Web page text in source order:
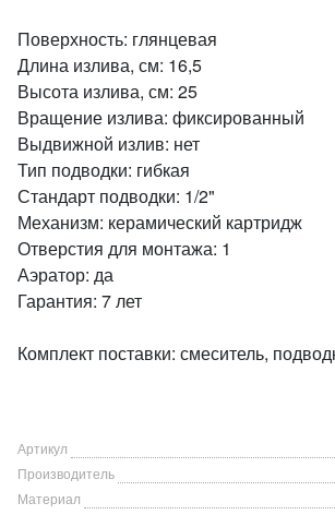
Поверхность: глянцевая
Длина излива, см: 16,5
Высота излива, см: 25
Вращение излива: фиксированный
Выдвижной излив: нет
Тип подводки: гибкая
Стандарт подводки: 1/2"
Механизм: керамический картридж
Отверстия для монтажа: 1
Аэратор: да
Гарантия: 7 лет
Комплект поставки: смеситель,
Артикул
Производитель
Материал